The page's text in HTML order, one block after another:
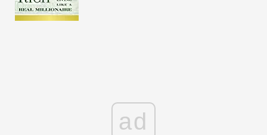
ad